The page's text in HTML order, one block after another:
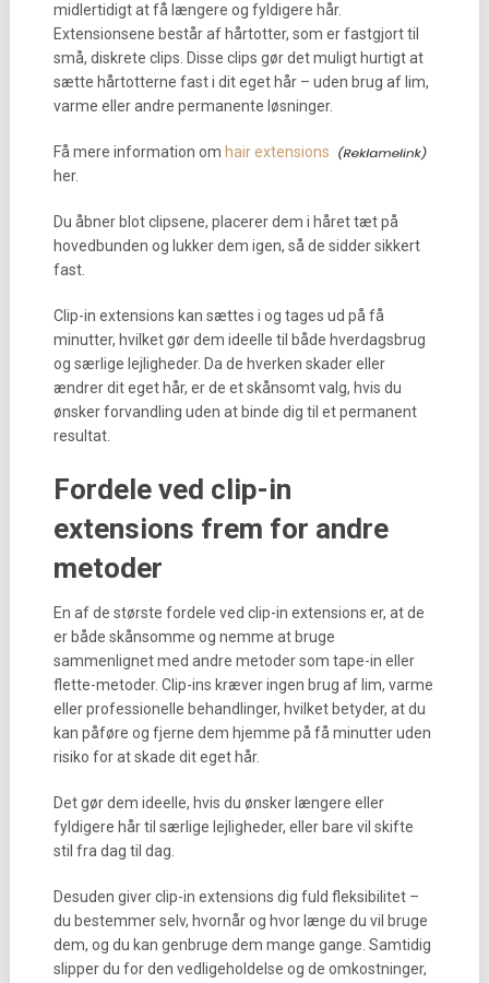
midlertidigt at få længere og fyldigere hår.
Extensionsene består af hårtotter, som er fastgjort til
små, diskrete clips. Disse clips gør det muligt hurtigt at
sætte hårtotterne fast i dit eget hår – uden brug af lim,
varme eller andre permanente løsninger.
Få mere information om hair extensions
her.
Du åbner blot clipsene, placerer dem i håret tæt på
hovedbunden og lukker dem igen, så de sidder sikkert
fast.
Clip-in extensions kan sættes i og tages ud på få
minutter, hvilket gør dem ideelle til både hverdagsbrug
og særlige lejligheder. Da de hverken skader eller
ændrer dit eget hår, er de et skånsomt valg, hvis du
ønsker forvandling uden at binde dig til et permanent
resultat.
Fordele ved clip-in
extensions frem for andre
metoder
En af de største fordele ved clip-in extensions er, at de
er både skånsomme og nemme at bruge
sammenlignet med andre metoder som tape-in eller
flette-metoder. Clip-ins kræver ingen brug af lim, varme
eller professionelle behandlinger, hvilket betyder, at du
kan påføre og fjerne dem hjemme på få minutter uden
risiko for at skade dit eget hår.
Det gør dem ideelle, hvis du ønsker længere eller
fyldigere hår til særlige lejligheder, eller bare vil skifte
stil fra dag til dag.
Desuden giver clip-in extensions dig fuld fleksibilitet –
du bestemmer selv, hvornår og hvor længe du vil bruge
dem, og du kan genbruge dem mange gange. Samtidig
slipper du for den vedligeholdelse og de omkostninger,